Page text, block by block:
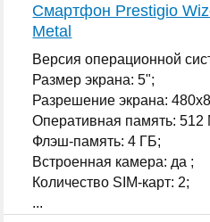
Смартфон Prestigio
Metal
Версия операционной
Размер экрана: 5";
Разрешение экрана:
Оперативная память: 512
Флэш-память: 4 ГБ;
Встроенная камера: да ;
Количество SIM-карт: 2;
...